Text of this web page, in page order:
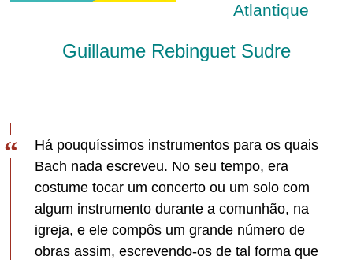
Atlantique
Guillaume Rebinguet Sudre
Há pouquíssimos instrumentos para os quais
Bach nada escreveu. No seu tempo, era
costume tocar um concerto ou um solo com
algum instrumento durante a comunhão, na
igreja, e ele compôs um grande número de
obras assim, escrevendo-os de tal forma que